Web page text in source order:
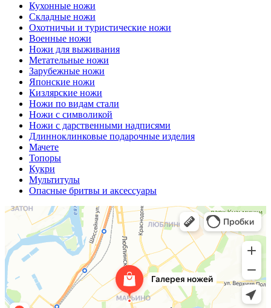
Кухонные ножи
Складные ножи
Охотничьи и туристические ножи
Военные ножи
Ножи для выживания
Метательные ножи
Зарубежные ножи
Японские ножи
Кизлярские ножи
Ножи по видам стали
Ножи с символикой
Ножи с дарственными надписями
Длинноклинковые подарочные изделия
Мачете
Топоры
Кукри
Мультитулы
Опасные бритвы и аксессуары